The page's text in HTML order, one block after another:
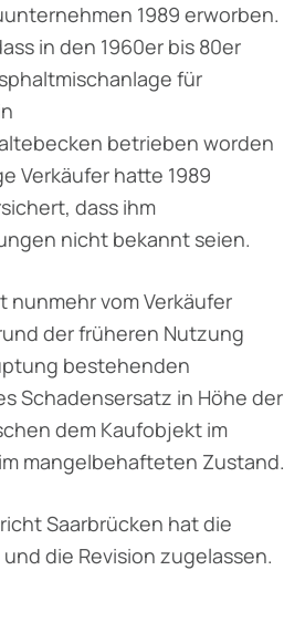
1989 erworben.
in den 1960er bis 80er
für
betrieben worden
Verkäufer hatte 1989
dass ihm
nicht bekannt seien.
nunmehr vom Verkäufer
der früheren Nutzung
bestehenden
Schadensersatz in Höhe der
dem Kaufobjekt im
mangelbehafteten Zustand.
Saarbrücken hat die
die Revision zugelassen.